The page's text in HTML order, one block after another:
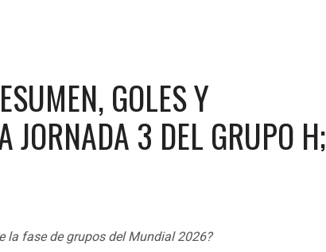
GOLES Y
JORNADA 3 DEL GRUPO H;
la fase de grupos del Mundial 2026?